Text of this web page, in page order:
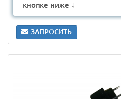
кнопке ниже ↓
ЗАПРОСИТЬ